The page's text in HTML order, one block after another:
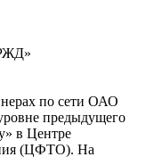
по сети ОАО
предыдущего
в Центре
(ЦФТО). На